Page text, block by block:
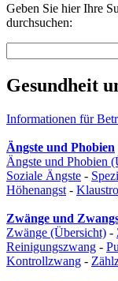
Geben Sie hier Ihre
durchsuchen:
Gesundheit
Informationen für
Ängste und Phobien
Ängste und Phobien
Soziale Ängste -
Höhenangst -
Zwänge und
Zwänge (Übersicht) -
Reinigungszwang -
Kontrollzwang -